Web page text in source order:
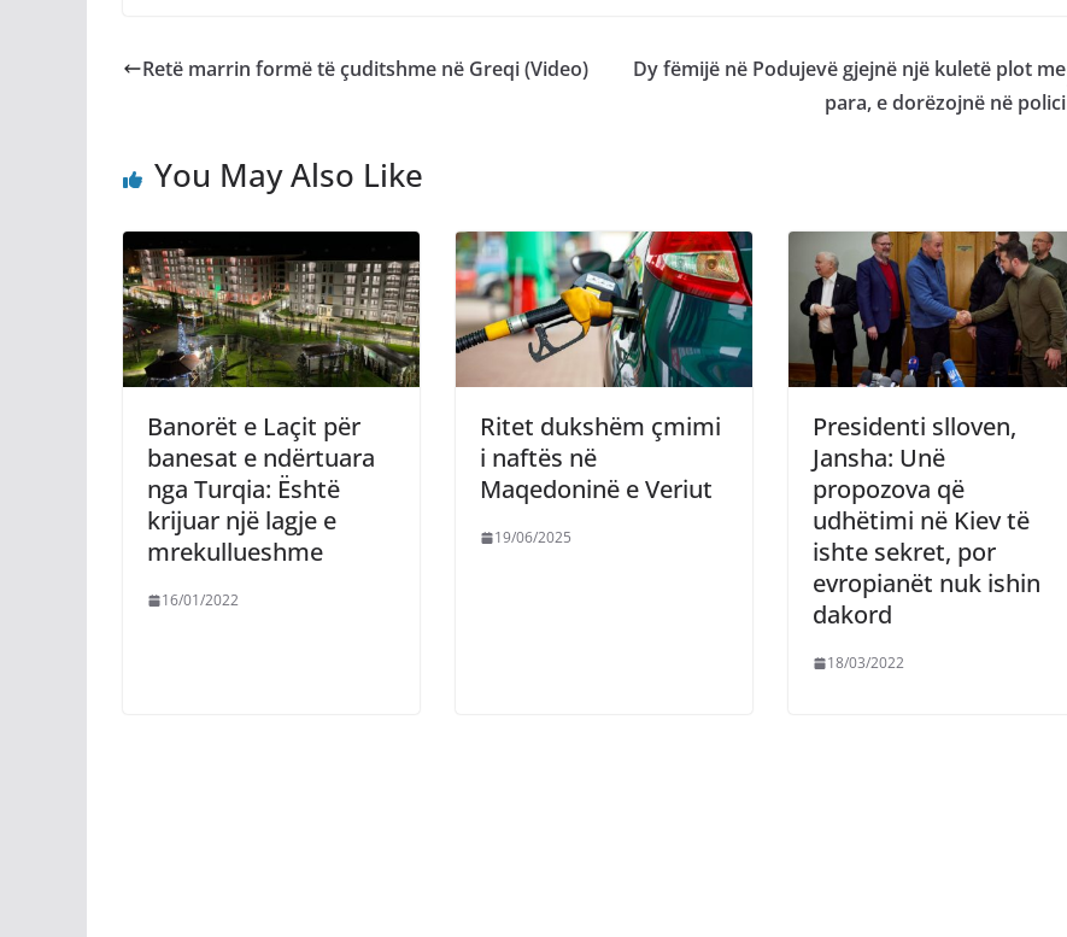
Retë marrin formë të çuditshme në Greqi (Video)
Dy fëmijë në Podujevë gjejnë një kuletë plot me
para, e dorëzojnë në polici
You May Also Like
Banorët e Laçit për
banesat e ndërtuara
nga Turqia: Është
krijuar një lagje e
mrekullueshme
16/01/2022
Ritet dukshëm çmimi
i naftës në
Maqedoninë e Veriut
19/06/2025
Presidenti slloven,
Jansha: Unë
propozova që
udhëtimi në Kiev të
ishte sekret, por
evropianët nuk ishin
dakord
18/03/2022